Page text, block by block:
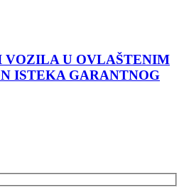
VOZILA U OVLAŠTENIM
ISTEKA GARANTNOG